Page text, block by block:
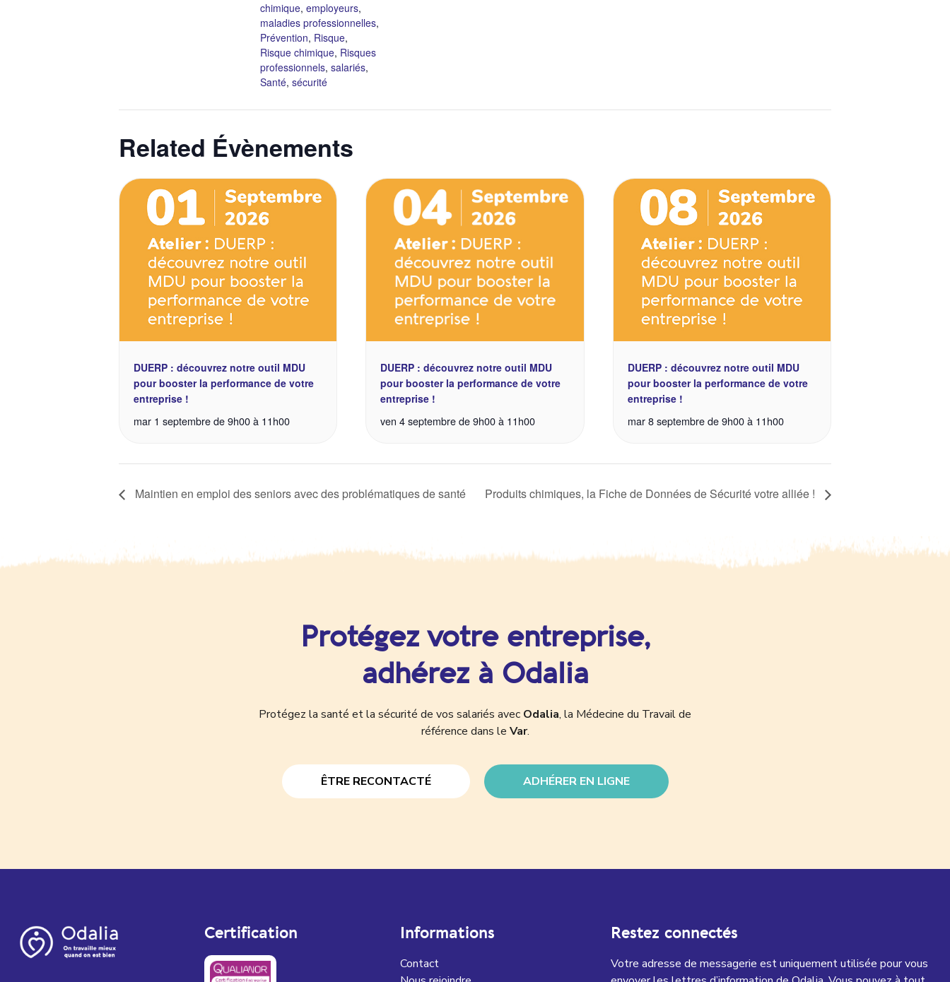
chimique, employeurs,
maladies professionnelles,
Prévention, Risque,
Risque chimique, Risques
professionnels, salariés,
Santé, sécurité
Related Évènements
DUERP : découvrez notre outil MDU
pour booster la performance de votre
entreprise !
mar 1 septembre de 9h00à 11h00
DUERP : découvrez notre outil MDU
pour booster la performance de votre
entreprise !
ven 4 septembre de 9h00 à 11h00
DUERP : découvrez notre outil MDU
pour booster la performance de votre
entreprise !
mar 8 septembre de 9h00à 11h00
Maintien en emploi des seniors avec des problématiques de santé Produits chimiques, la Fiche de Données de Sécurité votre alliée !
Protégez votre entreprise,
adhérez à Odalia
Protégez la santé et la sécurité de vos salariés avec Odalia, la Médecine du Travail de
référence dans le Var.
ÊTRE RECONTACTÉ ADHÉRER EN LIGNE
Certification
Informations
Contact
Restez connectés
Votre adresse de messagerie est uniquement utilisée pour vous